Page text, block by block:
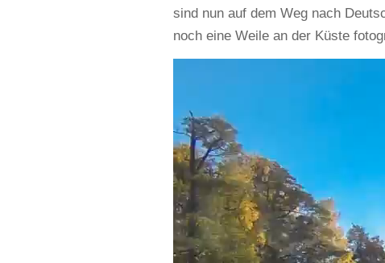
sind nun auf dem Weg nach
noch eine Weile an der Küste